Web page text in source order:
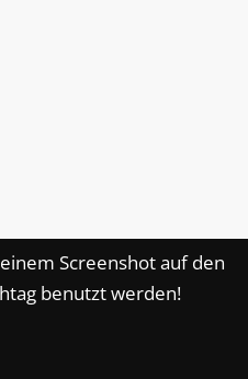
Screenshot auf den
benutzt werden!